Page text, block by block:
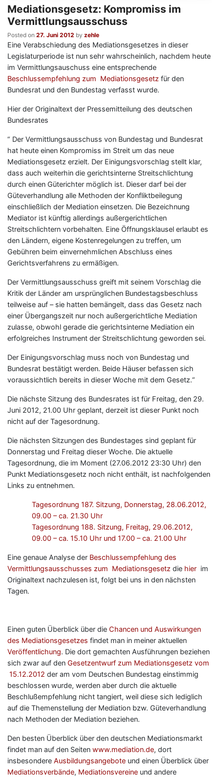
Mediationsgesetz: Kompromiss im
Vermittlungsausschuss
Posted on 27. Juni 2012 by zehle
Eine Verabschiedung des Mediationsgesetzes in dieser
Legislaturperiode ist nun sehr wahrscheinlich, nachdem heute
im Vermittlungsauschuss eine entsprechende
Beschlussempfehlung zum Mediationsgesetz für den
Bundesrat und den Bundestag verfasst wurde.
Hier der Originaltext der Pressemitteilung des deutschen
Bundesrates
“ Der Vermittlungsausschuss von Bundestag und Bundesrat
hat heute einen Kompromiss im Streit um das neue
Mediationsgesetz erzielt. Der Einigungsvorschlag stellt klar,
dass auch weiterhin die gerichtsinterne Streitschlichtung
durch einen Güterichter möglich ist. Dieser darf bei der
Güteverhandlung alle Methoden der Konfliktbeilegung
einschließlich der Mediation einsetzen. Die Bezeichnung
Mediator ist künftig allerdings außergerichtlichen
Streitschlichtern vorbehalten. Eine Öffnungsklausel erlaubt es
den Ländern, eigene Kostenregelungen zu treffen, um
Gebühren beim einvernehmlichen Abschluss eines
Gerichtsverfahrens zu ermäßigen.
Der Vermittlungsausschuss greift mit seinem Vorschlag die
Kritik der Länder am ursprünglichen Bundestagsbeschluss
teilweise auf – sie hatten bemängelt, dass das Gesetz nach
einer Übergangszeit nur noch außergerichtliche Mediation
zulasse, obwohl gerade die gerichtsinterne Mediation ein
erfolgreiches Instrument der Streitschlichtung geworden sei.
Der Einigungsvorschlag muss noch von Bundestag und
Bundesrat bestätigt werden. Beide Häuser befassen sich
voraussichtlich bereits in dieser Woche mit dem Gesetz.“
Die nächste Sitzung des Bundesrates ist für Freitag, den 29.
Juni 2012, 21.00 Uhr geplant, derzeit ist dieser Punkt noch
nicht auf der Tagesordnung.
Die nächsten Sitzungen des Bundestages sind geplant für
Donnerstag und Freitag dieser Woche. Die aktuelle
Tagesordnung, die im Moment (27.06.2012 23:30 Uhr) den
Punkt Mediationsgesetz noch nicht enthält, ist nachfolgenden
Links zu entnehmen.
Tagesordnung 187. Sitzung, Donnerstag, 28.06.2012,
09.00 – ca. 21.30 Uhr
Tagesordnung 188. Sitzung, Freitag, 29.06.2012,
09.00 – ca. 15.10 Uhr und 17.00 – ca. 21.00 Uhr
Eine genaue Analyse der Beschlussempfehlung des
Vermittlungsausschusses zum Mediationsgesetz die hier im
Originaltext nachzulesen ist, folgt bei uns in den nächsten
Tagen.
Einen guten Überblick über die Chancen und Auswirkungen
des Mediationsgesetzes findet man in meiner aktuellen
Veröffentlichung. Die dort gemachten Ausführungen beziehen
sich zwar auf den Gesetzentwurf zum Mediationsgesetz vom
15.12.2012 der am vom Deutschen Bundestag einstimmig
beschlossen wurde, werden aber durch die aktuelle
Beschlußempfehlung nicht tangiert, weil diese sich lediglich
auf die Themenstellung der Mediation bzw. Güteverhandlung
nach Methoden der Mediation beziehen.
Den besten Überblick über den deutschen Mediationsmarkt
findet man auf den Seiten www.mediation.de, dort
insbesondere Ausbildungsangebote und einen Überblick über
Mediationsverbände, Mediationsvereine und andere